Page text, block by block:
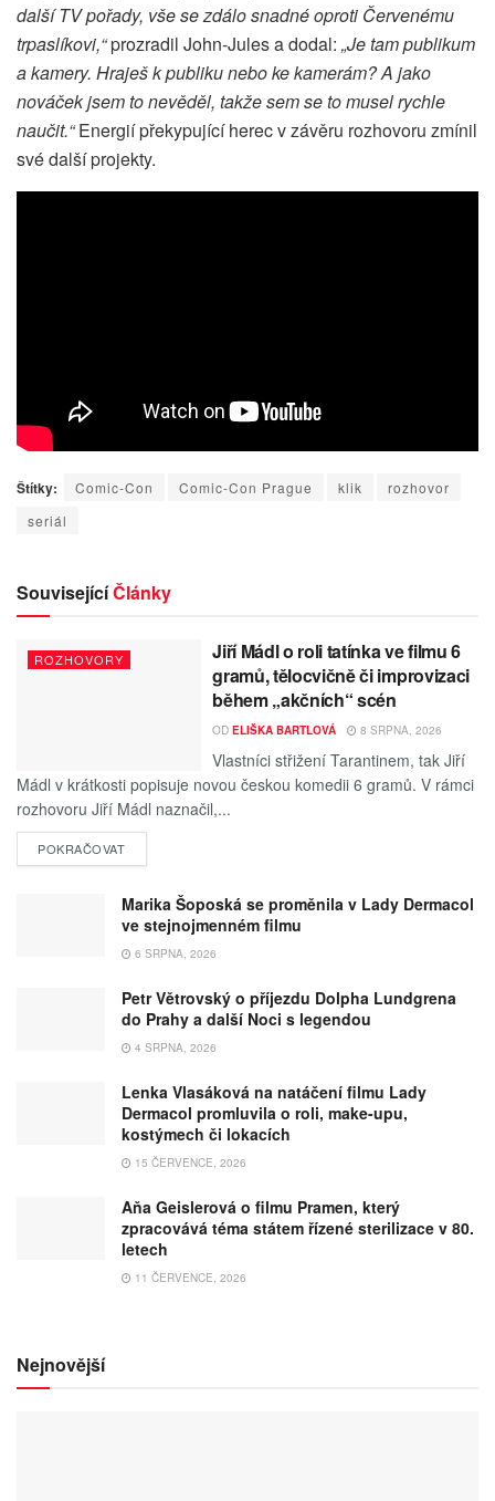
další TV pořady, vše se zdálo snadné oproti Červenému
trpaslíkovi,“prozradil John-Jules a dodal: „Je tam publikum
a kamery. Hraješ k publiku nebo ke kamerám? A jako
nováček jsem to nevěděl, takže sem se to musel rychle
naučit.“Energií překypující herec v závěru rozhovoru zmínil
své další projekty.
Štítky: Comic-Con Comic-Con Prague klik
rozhovor
seriál
SouvisejícíČlánky
ROZHOVORY
Jiří Mádl o roli tatínka ve filmu 6
gramů, tělocvičně či improvizaci
během „akčních“ scén
OD ELIŠKA BARTLOVÁ 8 SRPNA, 2026
Vlastníci střižení Tarantinem, tak Jiří
Mádl v krátkosti popisuje novou českou komedii 6 gramů. V rámci
rozhovoru Jiří Mádl naznačil,...
POKRAČOVAT
Marika Šoposká se proměnila v Lady Dermacol
ve stejnojmenném filmu
6 SRPNA, 2026
Petr Větrovský o příjezdu Dolpha Lundgrena
do Prahy a další Noci s legendou
4 SRPNA, 2026
Lenka Vlasáková na natáčení filmu Lady
Dermacol promluvila o roli, make-upu,
kostýmech či lokacích
15 ČERVENCE, 2026
Aňa Geislerová o filmu Pramen, který
zpracovává téma státem řízené sterilizace v 80.
letech
11 ČERVENCE, 2026
Nejnovější